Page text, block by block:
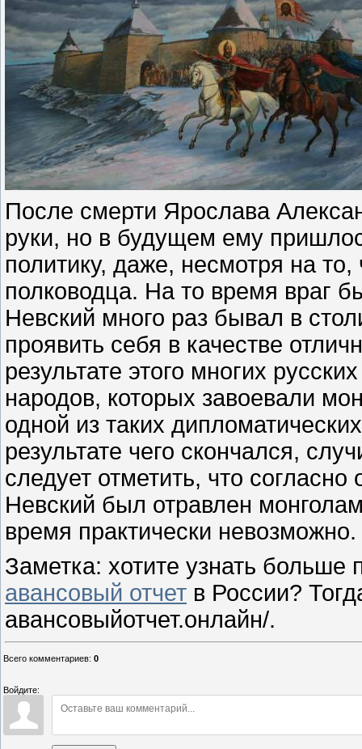
После смерти Ярослава
руки, но в будущем ему
политику, даже, несмотря на
полководца. На то время враг
Невский много раз бывал в
проявить себя в качестве
результате этого многих
народов, которых завоевали
одной из таких
результате чего скончался,
следует отметить, что
Невский был отравлен
время практически невозможно.
Заметка: хотите узнать больше
авансовый отчет в России?
авансовыйотчет.онлайн/.
Всего комментариев: 0
Войдите: